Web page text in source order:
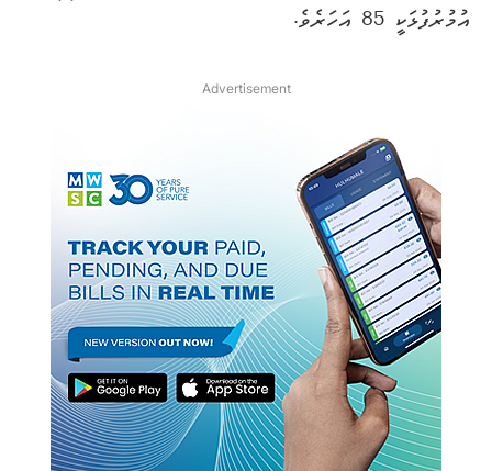
އުމުރުފުޅަކީ 85 އަހަރެވެ.
Advertisement